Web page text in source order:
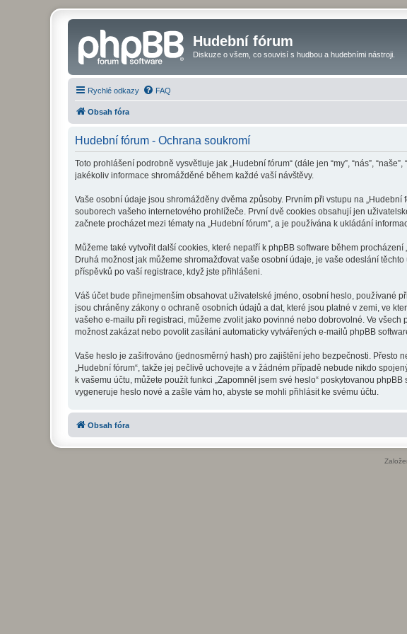
Hudební fórum
Diskuze o všem, co souvisí s hudbou a hudebními nástroji.
Rychlé odkazy FAQ
Obsah fóra
Hudební fórum - Ochrana soukromí
Toto prohlášení podrobně vysvětluje jak „Hudební fórum“ (dále jen “my”, “nás”,
jakékoliv informace shromážděné během každé vaší návštěvy.
Vaše osobní údaje jsou shromážděny dvěma způsoby. Prvním při vstupu na
souborech vašeho internetového prohlížeče. První dvě cookies obsahují jen
začnete procházet mezi tématy na „Hudební fórum“, a je používána k ukládání
Můžeme také vytvořit další cookies, které nepatří k phpBB software během
Druhá možnost jak můžeme shromažďovat vaše osobní údaje, je vaše odeslání
příspěvků po vaší registrace, když jste přihlášeni.
Váš účet bude přinejmenším obsahovat uživatelské jméno, osobní heslo, používané
jsou chráněny zákony o ochraně osobních údajů a dat, které jsou platné v zemi, ve
vašeho e-mailu při registraci, můžeme zvolit jako povinné nebo dobrovolné. Ve
možnost zakázat nebo povolit zasílání automaticky vytvářených e-mailů phpBB
Vaše heslo je zašifrováno (jednosměrný hash) pro zajištění jeho bezpečnosti. Přesto
„Hudební fórum“, takže jej pečlivě uchovejte a v žádném případě nebude nikdo
k vašemu účtu, můžete použít funkci „Zapomněl jsem své heslo“ poskytovanou
vygeneruje heslo nové a zašle vám ho, abyste se mohli přihlásit ke svému účtu.
Obsah fóra